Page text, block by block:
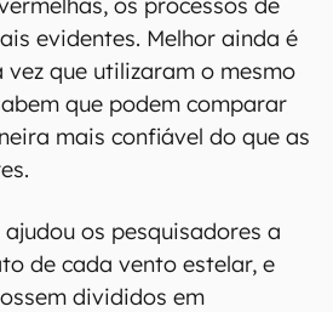
evidentes. Melhor ainda é
que utilizaram o mesmo
que podem comparar
mais confiável do que as
os pesquisadores a
de cada vento estelar, e
divididos em